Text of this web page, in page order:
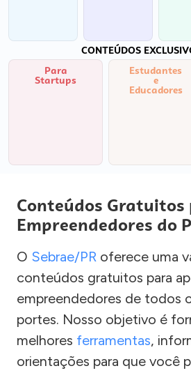
CONTEÚDOS
Para
Startups
Estudantes
e
Educadores
Conteúdos Gratuitos
Empreendedores do
O Sebrae/PR oferece uma
conteúdos gratuitos para
empreendedores de todos
portes. Nosso objetivo é
melhores ferramentas,
orientações para que você